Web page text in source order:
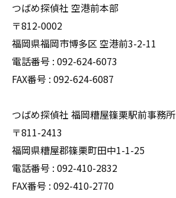
つばめ探偵社 空港前本部
〒812-0002
福岡県福岡市博多区 空港前3-2-11
電話番号 : 092-624-6073
FAX番号 : 092-624-6087
つばめ探偵社 福岡糟屋篠栗駅前事務所
〒811-2413
福岡県糟屋郡篠栗町田中1-1-25
電話番号 : 092-410-2832
FAX番号 : 092-410-2770